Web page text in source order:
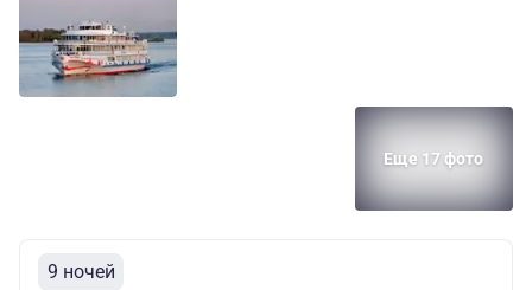
Еще 17 фото
9 ночей